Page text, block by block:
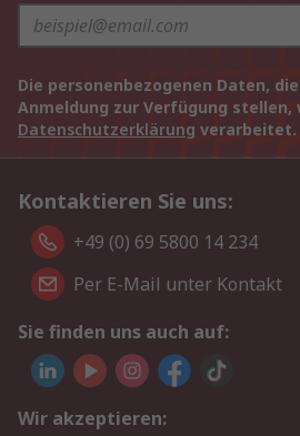
Die personenbezogenen Daten,
Anmeldung zur Verfügung stellen,
Datenschutzerklärung verarbeitet.
Kontaktieren Sie uns:
+49 (0) 69 5800 14 234
Per E-Mail unter Kontakt
Sie finden uns auch auf:
Wir akzeptieren: